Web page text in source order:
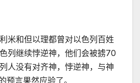
米和但以理都曾对以色列百姓
列继续悖逆神，他们会被掳70
人没有对齐神，悖逆神，与神
言果然应验了。